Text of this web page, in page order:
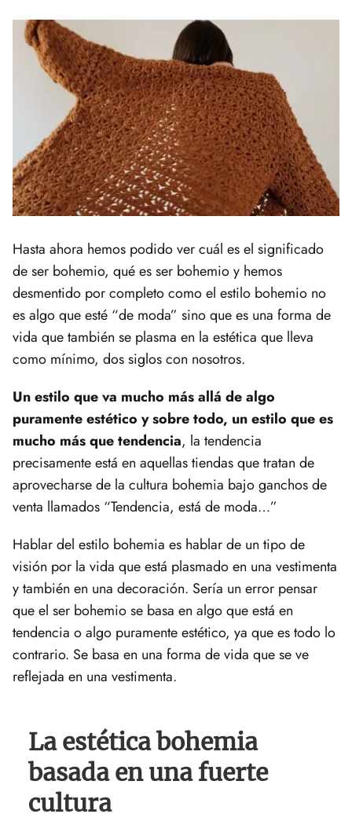
Hasta ahora hemos podido ver cuál es el significado
de ser bohemio, qué es ser bohemio y hemos
desmentido por completo como el estilo bohemio no
es algo que esté “de moda” sino que es una forma de
vida que también se plasma en la estética que lleva
como mínimo, dos siglos con nosotros.
Un estilo que va mucho más allá de algo
puramente estético y sobre todo, un estilo que es
mucho más que tendencia, la tendencia
precisamente está en aquellas tiendas que tratan de
aprovecharse de la cultura bohemia bajo ganchos de
venta llamados “Tendencia, está de moda…”
Hablar del estilo bohemia es hablar de un tipo de
visión por la vida que está plasmado en una vestimenta
y también en una decoración. Sería un error pensar
que el ser bohemio se basa en algo que está en
tendencia o algo puramente estético, ya que es todo lo
contrario. Se basa en una forma de vida que se ve
reflejada en una vestimenta.
La estética bohemia
basada en una fuerte
cultura